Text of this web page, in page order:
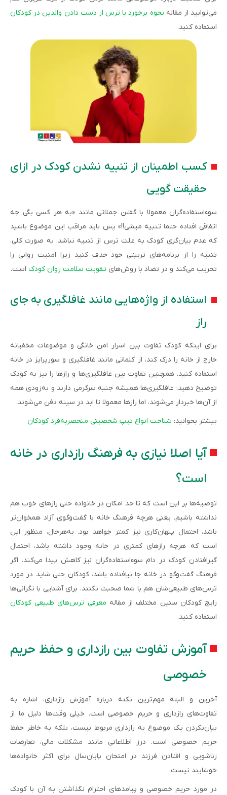
می‌توانید از مقاله نحوه برخورد با ترس از دست دادن والدین در کودکان
استفاده کنید.
کسب اطمینان از تنبیه نشدن کودک در ازای
حقیقت گویی
سوءاستفاده‌گران معمولا با گفتن جملاتی مانند «به هر کسی بگی چه
اتفاقی افتاده حتما تنبیه میشی!!» پس باید مراقب این موضوع باشید
که عدم بیان‌گری کودک به علت ترس از تنبیه نباشد. به ‌صورت کلی،
تنبیه را از برنامه‌های تربیتی خود حذف کنید زیرا امنیت روانی را
تخریب می‌کند و در تضاد با روش‌های تقویت سلامت روان کودک است.
استفاده از واژه‌هایی مانند غافلگیری به جای
راز
برای اینکه کودک تفاوت بین اسرار امن خانگی و موضوعات مخفیانه
خارج از خانه را درک کند، از کلماتی مانند غافلگیری و سورپرایز در خانه
استفاده کنید. همچنین تفاوت بین غافلگیری‌ها و رازها را نیز به کودک
توضیح دهید: غافلگیری‌ها همیشه جنبه سرگرمی دارند و به‌زودی همه
از آن‌ها‌ خبردار می‌شوند، اما رازها معمولا تا ابد در سینه دفن می‌شوند.
بیشتر بخوانید: شناخت انواع تیپ شخصیتی منحصربه‌­فرد کودکان
آیا اصلا نیازی به فرهنگ رازداری در خانه
است؟
توصیه‌ها بر این است که تا حد امکان در خانواده حتی رازهای خوب هم
نداشته باشیم. یعنی هرچه فرهنگ خانه با گفت‌وگوی آزاد همخوان‌تر
باشد، احتمال پنهان‌کاری نیز کمتر خواهد بود. به‌هرحال، منظور این
است که هرچه رازهای کمتری در خانه وجود داشته باشد، احتمال
گیرافتادن کودک در دام سوءاستفاده‌گران نیز کاهش پیدا می‌کند. اگر
فرهنگ گفت‌وگو در خانه جا نیافتاده باشد، کودکان حتی شاید در مورد
ترس‌های طبیعی‌شان هم با شما صحبت نکنند. برای آشنایی با نگرانی‌ها
رایج کودکان سنین مختلف از مقاله معرفی ترس‌های طبیعی کودکان
استفاده کنید.
آموزش تفاوت بین رازداری و حفظ حریم
خصوصی
آخرین و البته مهم‌ترین نکته درباره آموزش رازداری، اشاره به
تفاوت‌های رازداری و حریم خصوصی است. خیلی وقت‌ها دلیل ما از
بیان‌نکردن یک موضوع به رازداری مربوط نیست، بلکه به ‌خاطر حفظ
حریم خصوصی است. درز اطلاعاتی مانند مشکلات مالی، تعارضات
زناشویی و افتادن فرزند در امتحان پایان‌سال برای اکثر خانواده‌ها
خوشایند نیست.
در مورد حریم خصوصی و پیامدهای احترام نگذاشتن به آن با کودک